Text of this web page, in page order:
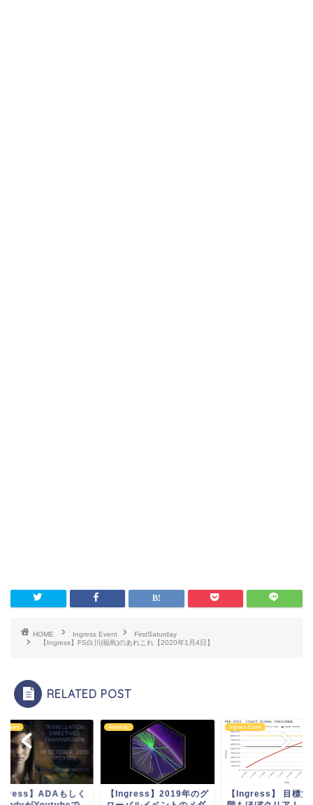
HOME Ingress Event
FirstSaturday
【Ingress】FS白川(福島)のあれこれ【2020年1月4日】
RELATED POST
Anomaly
【Ingress】2019年のグ
Ingress Event
【Ingress】 目標第二段
Ingress Event
【Ingress